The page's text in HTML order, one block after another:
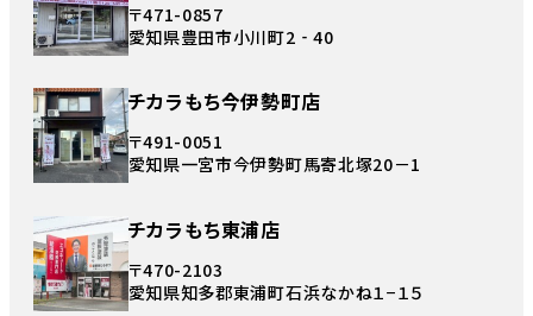
〒471-0857
愛知県豊田市小川町2‐40
チカラもち今伊勢町店
〒491-0051
愛知県一宮市今伊勢町馬寄北塚20－1
チカラもち東浦店
〒470-2103
愛知県知多郡東浦町石浜なかね１−１５